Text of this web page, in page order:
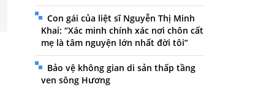
Con gái của liệt sĩ Nguyễn Thị Minh
Khai: “Xác minh chính xác nơi chôn cất
mẹ là tâm nguyện lớn nhất đời tôi”
Bảo vệ không gian di sản thấp tầng
ven sông Hương